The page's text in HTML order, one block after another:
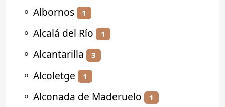
⚬ Albornos 1
⚬ Alcalá del Río 1
⚬ Alcantarilla 3
⚬ Alcoletge 1
⚬ Alconada de Maderuelo 1